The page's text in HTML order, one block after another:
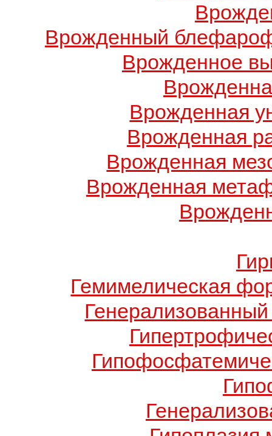
Врожденный
Врожденное
Врожденная
Врожденная
Врожденная
Врожденная
Гемимелическая